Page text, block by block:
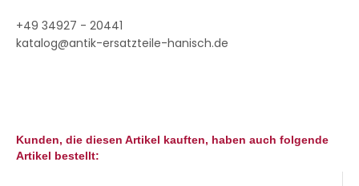
+49 34927 - 20441
katalog@antik-ersatzteile-hanisch.de
Kunden, die diesen Artikel kauften, haben auch folgende
Artikel bestellt: